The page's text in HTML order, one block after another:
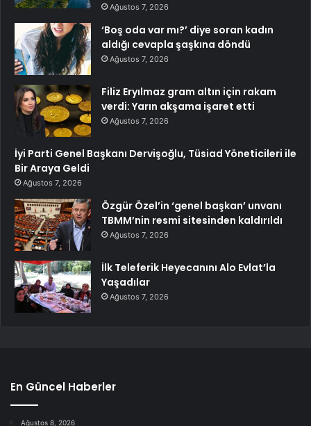
Ağustos 7, 2026
‘Boş oda var mı?’ diye soran kadın
aldığı cevapla şaşkına döndü
Ağustos 7, 2026
Filiz Eryılmaz gram altın için rakam
verdi: Yarın akşama işaret etti
Ağustos 7, 2026
İyi Parti Genel Başkanı Dervişoğlu, Tüsiad Yöneticileri ile
Bir Araya Geldi
Ağustos 7, 2026
Özgür Özel’in ‘genel başkan’ unvanı
TBMM’nin resmi sitesinden kaldırıldı
Ağustos 7, 2026
İlk Teleferik Heyecanını Alo Evlat’la
Yaşadılar
Ağustos 7, 2026
En Güncel Haberler
Ağustos 8, 2026